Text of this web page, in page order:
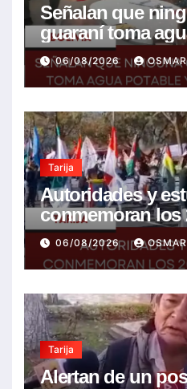
Señalan que
guaraní toma
piden realizar un
resolver la
06/08/2026 OSMAR
Tarija
Autoridades y
conmemoran los
Bolivia con la
mejor futuro
06/08/2026 OSMAR
Tarija
Alertan de un